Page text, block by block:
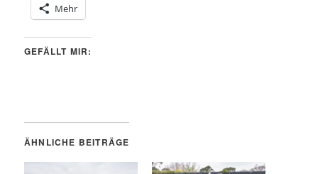
Mehr
GEFÄLLT MIR:
ÄHNLICHE BEITRÄGE